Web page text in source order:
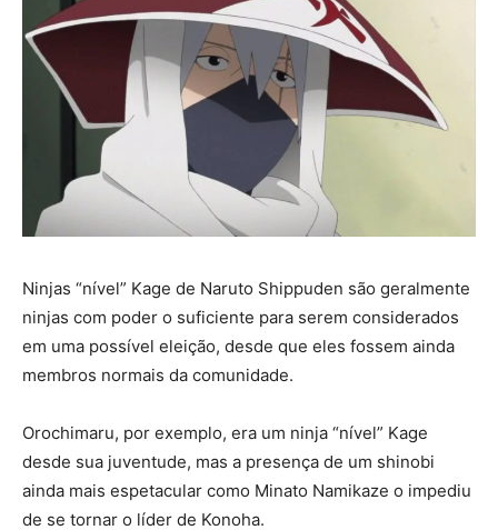
Ninjas “nível” Kage de Naruto Shippuden são geralmente
ninjas com poder o suficiente para serem considerados
em uma possível eleição, desde que eles fossem ainda
membros normais da comunidade.
Orochimaru, por exemplo, era um ninja “nível” Kage
desde sua juventude, mas a presença de um shinobi
ainda mais espetacular como Minato Namikaze o impediu
de se tornar o líder de Konoha.